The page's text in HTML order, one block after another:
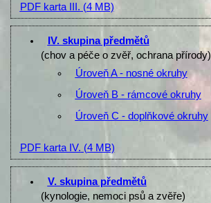
PDF karta III. (4 MB)
IV. skupina předmětů
(chov a péče o zvěř, ochrana přírody)
Úroveň A - nosné okruhy
Úroveň B - rámcové okruhy
Úroveň C - doplňkové okruhy
PDF karta IV. (4 MB)
V. skupina předmětů
(kynologie, nemoci psů a zvěře)